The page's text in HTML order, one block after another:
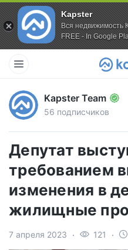
Kapster
Вся недвижимость
FREE - In Google
Kapster Team
56 подписчиков
Депутат
требованием
изменения в
жилищные
7 апреля 2023 121